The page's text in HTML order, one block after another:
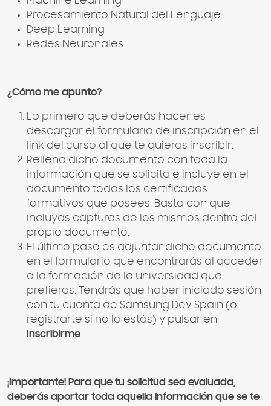
Procesamiento Natural del Lenguaje
Deep Learning
Redes Neuronales
¿Cómo me apunto?
Lo primero que deberás hacer es
descargar el formulario de inscripción en el
link del curso al que te quieras inscribir.
Rellena dicho documento con toda la
información que se solicita e incluye en el
documento todos los certificados
formativos que posees. Basta con que
incluyas capturas de los mismos dentro del
propio documento.
El último paso es adjuntar dicho documento
en el formulario que encontrarás al acceder
a la formación de la universidad que
prefieras. Tendrás que haber iniciado sesión
con tu cuenta de Samsung Dev Spain (o
registrarte si no lo estás) y pulsar en
Inscribirme.
¡Importante! Para que tu solicitud sea evaluada,
deberás aportar toda aquella información que se te